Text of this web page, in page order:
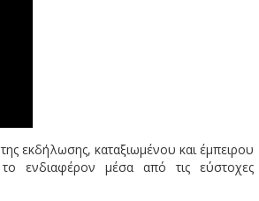
εκδήλωσης, καταξιωμένου και έμπειρου
ενδιαφέρον μέσα από τις εύστοχες